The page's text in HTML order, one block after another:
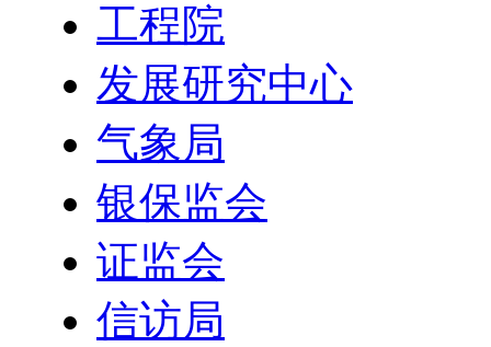
工程院
发展研究中心
气象局
银保监会
证监会
信访局